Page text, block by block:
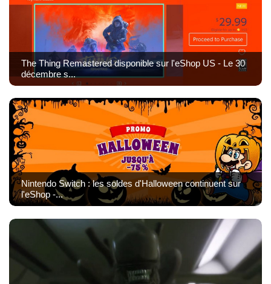
The Thing Remastered disponible sur l'eShop US - Le 30
décembre s...
Nintendo Switch : les soldes d'Halloween continuent sur
l'eShop -...